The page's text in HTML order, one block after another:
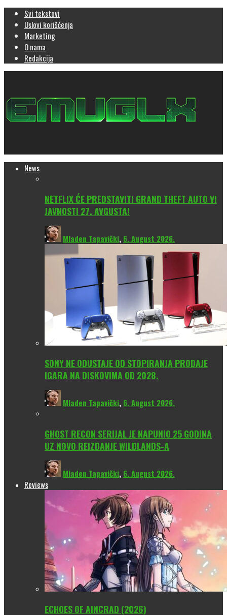
Svi tekstovi
Uslovi korišćenja
Marketing
O nama
Redakcija
News
NETFLIX ĆE PREDSTAVITI GRAND THEFT AUTO VI
JAVNOSTI 27. AVGUSTA!
Mladen Tapavički, 6. August 2026.
SONY NE ODUSTAJE OD STOPIRANJA PRODAJE
IGARA NA DISKOVIMA OD 2028.
Mladen Tapavički, 6. August 2026.
GHOST RECON SERIJAL JE NAPUNIO 25 GODINA
UZ NOVO REIZDANJE WILDLANDS-A
Mladen Tapavički, 6. August 2026.
Reviews
ECHOES OF AINCRAD (2026)